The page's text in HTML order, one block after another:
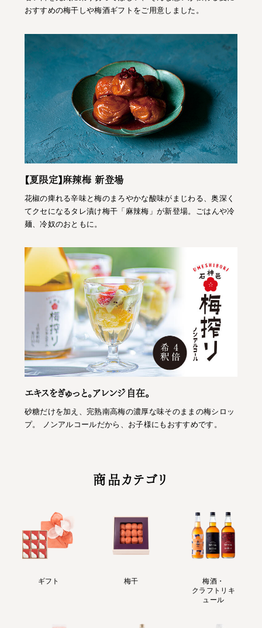
おすすめの梅干しや梅酒ギフトをご用意しました。
【夏限定】麻辣梅 新登場
花椒の痺れる辛味と梅のまろやかな酸味がまじわる、奥深く
てクセになるタレ漬け梅干「麻辣梅」が新登場。ごはんや冷
麺、冷奴のおともに。
エキスをぎゅっと。アレンジ自在。
砂糖だけを加え、完熟南高梅の濃厚な味そのままの梅シロッ
プ。 ノンアルコールだから、お子様にもおすすめです。
商品カテゴリ
ギフト 梅干
梅酒・
クラフトリキ
ュール